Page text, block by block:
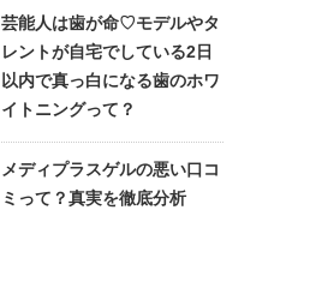
芸能人は歯が命♡モデルやタ
レントが自宅でしている2日
以内で真っ白になる歯のホワ
イトニングって？
メディプラスゲルの悪い口コ
ミって？真実を徹底分析